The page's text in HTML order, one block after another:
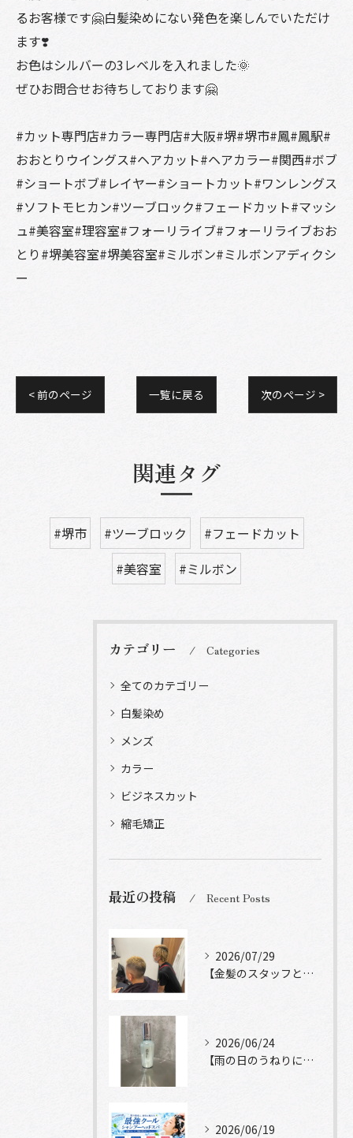
るお客様です🤗白髪染めにない発色を楽しんでいただけ
ます❣️
お色はシルバーの3レベルを入れました🌞
ぜひお問合せお待ちしております🤗
#カット専門店#カラー専門店#大阪#堺#堺市#鳳#鳳駅#
おおとりウイングス#ヘアカット#ヘアカラー#関西#ボブ
#ショートボブ#レイヤー#ショートカット#ワンレングス
#ソフトモヒカン#ツーブロック#フェードカット#マッシ
ュ#美容室#理容室#フォーリライブ#フォーリライブおお
とり#堺美容室#堺美容室#ミルボン#ミルボンアディクシ
ー
< 前のページ 一覧に戻る 次のページ >
関連タグ
#堺市 #ツーブロック
#フェードカット
#美容室
#ミルボン
カテゴリー Categories
全てのカテゴリー
白髪染め
メンズ
カラー
ビジネスカット
縮毛矯正
最近の投稿 Recent Posts
2026/07/29
【金髪のスタッフと常連様ショット】
2026/06/24
【雨の日のうねりにストレートロック】
2026/06/19